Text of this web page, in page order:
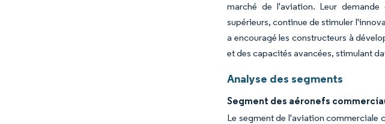
marché de l'aviation. Leur
supérieurs, continue de stimuler
a encouragé les constructeurs à
et des capacités avancées, stimulant
Analyse des segments
Segment des aéronefs
Le segment de l'aviation commerciale